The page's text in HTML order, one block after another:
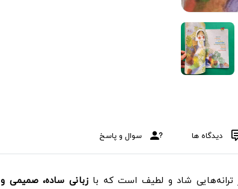
دیدگاه ها سوال و پاسخ
ترانه‌هایی شاد و لطیف است که بازبانی ساده، صمیمی و